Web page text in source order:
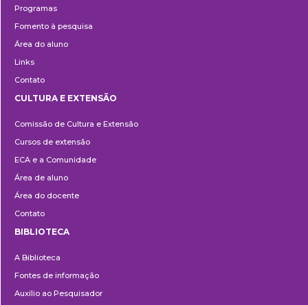
Programas
Fomento à pesquisa
Área do aluno
Links
Contato
e
Extensão
CULTURA E EXTENSÃO
Comissão de Cultura e Extensão
Cursos de extensão
ECA e a Comunidade
Área de aluno
Área do docente
Contato
BIBLIOTECA
A Biblioteca
Fontes de informação
Auxílio ao Pesquisador